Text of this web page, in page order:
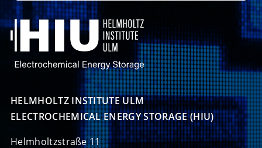
HELMHOLTZ INSTITUTE ULM
ELECTROCHEMICAL ENERGY STORAGE (HIU)
Helmholtzstraße 11